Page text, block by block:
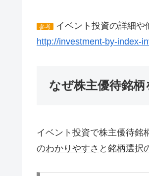
参考
イベント投資の詳細や
http://investment-by-index-
なぜ株主優待銘
イベント投資で株主優待銘
のわかりやすさ と 銘柄選択